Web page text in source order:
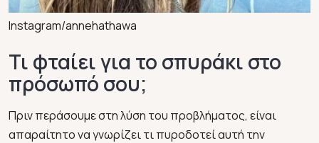
Instagram/annehathawa
Τι φταίει για το σπυράκι στο
πρόσωπό σου;
Πριν περάσουμε στη λύση του προβλήματος, είναι
απαραίτητο να γνωρίζει τι πυροδοτεί αυτή την